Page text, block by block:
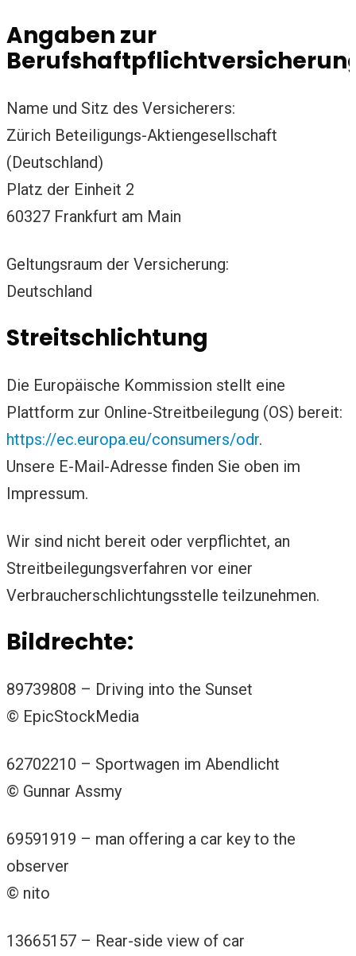
Angaben zur
Name und Sitz des Versicherers:
Zürich Beteiligungs-Aktiengesellschaft
(Deutschland)
Platz der Einheit 2
60327 Frankfurt am Main
Geltungsraum der Versicherung:
Deutschland
Streitschlichtung
Die Europäische Kommission stellt eine
Plattform zur Online-Streitbeilegung (OS) bereit:
https://ec.europa.eu/consumers/odr.
Unsere E-Mail-Adresse finden Sie oben im
Impressum.
Wir sind nicht bereit oder verpflichtet, an
Streitbeilegungsverfahren vor einer
Verbraucherschlichtungsstelle teilzunehmen.
Bildrechte:
89739808 – Driving into the Sunset
© EpicStockMedia
62702210 – Sportwagen im Abendlicht
© Gunnar Assmy
69591919 – man offering a car key to the
observer
© nito
13665157 – Rear-side view of car